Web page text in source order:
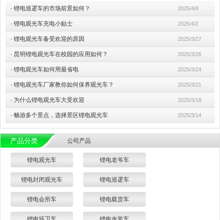
· 锂电巡逻车的市场前景如何？ 2025/4/8
· 锂电观光车充电小贴士 2025/4/2
· 锂电观光车备受欢迎的原因 2025/3/27
· 昆明锂电观光车在校园的应用如何？ 2025/3/26
· 锂电观光车如何用最省电 2025/3/24
· 锂电观光车厂家教你如何保养观光车？ 2025/3/21
· 为什么锂电观光车大受欢迎 2025/3/18
· 畅游多个景点，选择景区锂电观光车 2025/3/14
产品分类 公司产品
锂电观光车 锂电老爷车
锂电封闭观光车 锂电巡逻车
锂电会所车 锂电载货车